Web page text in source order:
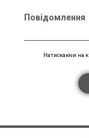
Повідомлення
Натискаючи на